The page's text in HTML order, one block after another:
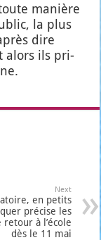
manière
la plus
dire
alors ils pri­
Next
en petits
précise les
à l’école
dès le 11 mai